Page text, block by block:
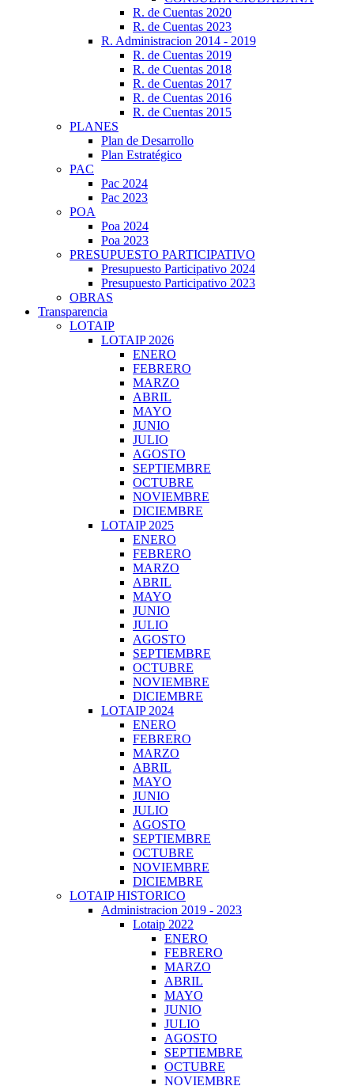
R. de Cuentas 2020
R. de Cuentas 2023
R. Administracion 2014 - 2019
R. de Cuentas 2019
R. de Cuentas 2018
R. de Cuentas 2017
R. de Cuentas 2016
R. de Cuentas 2015
PLANES
Plan de Desarrollo
Plan Estratégico
PAC
Pac 2024
Pac 2023
POA
Poa 2024
Poa 2023
PRESUPUESTO PARTICIPATIVO
Presupuesto Participativo 2024
Presupuesto Participativo 2023
OBRAS
Transparencia
LOTAIP
LOTAIP 2026
ENERO
FEBRERO
MARZO
ABRIL
MAYO
JUNIO
JULIO
AGOSTO
SEPTIEMBRE
OCTUBRE
NOVIEMBRE
DICIEMBRE
LOTAIP 2025
ENERO
FEBRERO
MARZO
ABRIL
MAYO
JUNIO
JULIO
AGOSTO
SEPTIEMBRE
OCTUBRE
NOVIEMBRE
DICIEMBRE
LOTAIP 2024
ENERO
FEBRERO
MARZO
ABRIL
MAYO
JUNIO
JULIO
AGOSTO
SEPTIEMBRE
OCTUBRE
NOVIEMBRE
DICIEMBRE
LOTAIP HISTORICO
Administracion 2019 - 2023
Lotaip 2022
ENERO
FEBRERO
MARZO
ABRIL
MAYO
JUNIO
JULIO
AGOSTO
SEPTIEMBRE
OCTUBRE
NOVIEMBRE